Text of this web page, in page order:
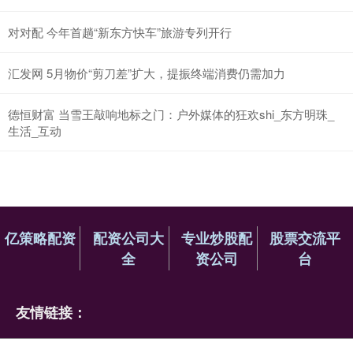
对对配 今年首趟“新东方快车”旅游专列开行
汇发网 5月物价“剪刀差”扩大，提振终端消费仍需加力
德恒财富 当雪王敲响地标之门：户外媒体的狂欢shi_东方明珠_
生活_互动
亿策略配资
配资公司大
全
专业炒股配
资公司
股票交流平
台
友情链接：